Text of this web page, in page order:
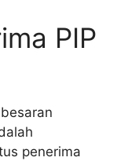
PIP
penerima